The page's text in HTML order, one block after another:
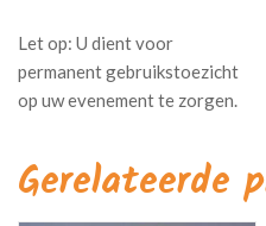
Gerelateerde